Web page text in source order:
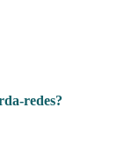
redes?